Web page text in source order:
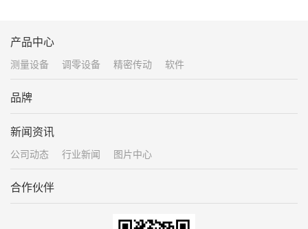
产品中心
测量设备 调零设备 精密传动 软件
品牌
新闻资讯
公司动态 行业新闻 图片中心
合作伙伴